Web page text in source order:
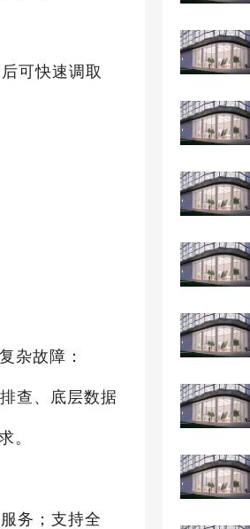
可快速调取
杂故障：
查、底层数据
。
务；支持全